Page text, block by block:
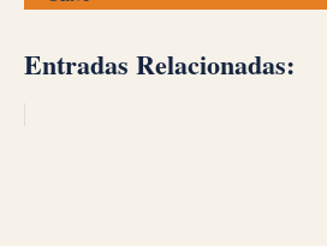
Entradas Relacionadas: